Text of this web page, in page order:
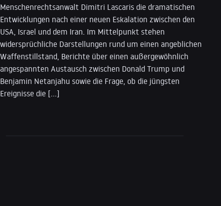
Menschenrechtsanwalt Dimitri Lascaris die dramatischen
Entwicklungen nach einer neuen Eskalation zwischen den
USA, Israel und dem Iran. Im Mittelpunkt stehen
widersprüchliche Darstellungen rund um einen angeblichen
Waffenstillstand, Berichte über einen außergewöhnlich
angespannten Austausch zwischen Donald Trump und
Benjamin Netanjahu sowie die Frage, ob die jüngsten
Ereignisse die […]